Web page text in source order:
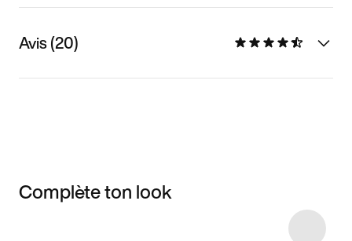
Avis (20)
Complète ton look